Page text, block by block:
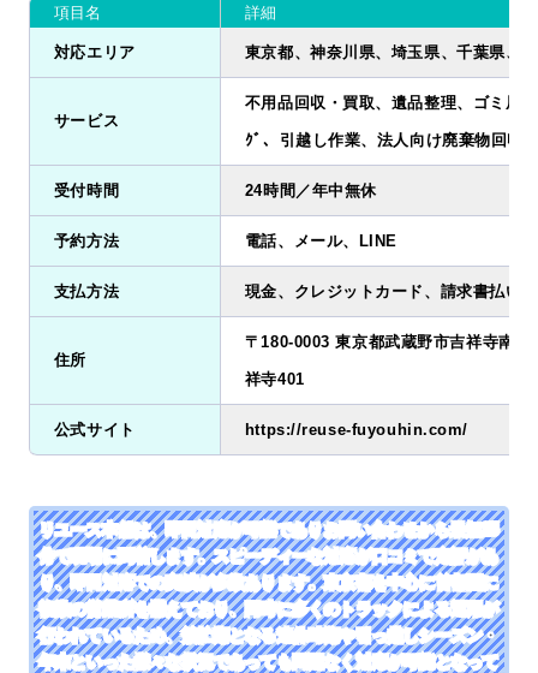
項目名 詳細
対応エリア 東京都、神奈川県、埼玉県、千葉県、
サービス
不用品回収・買取、遺品整理、ゴミ屋
ｸﾞ、引越し作業、法人向け廃棄物回収
受付時間 24時間／年中無休
予約方法 電話、メール、LINE
支払方法 現金、クレジットカード、請求書払い
住所
〒180-0003 東京都武蔵野市吉祥寺南町
祥寺401
公式サイト https://reuse-fuyouhin.com/
リユース本舗は、即日対応が可能でありお問い合わせから最短25
分で現場に到着します。スピーディーな対応が口コミで定評があ
り、即日対応での実績が多数あります。東京都を中心に首都圏に
複数の営業所を構えており、同時に多くのトラックによる運用が
行われているため、繁忙期となる連休時期や引っ越しシーズン・
年末といった様々な状況であっても問題なく対応が可能となって